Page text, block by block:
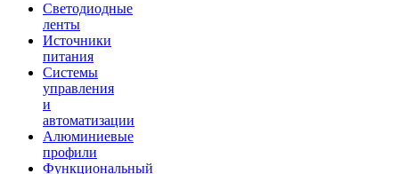
Светодиодные
ленты
Источники
питания
Системы
управления
и
автоматизации
Алюминиевые
профили
Функциональный